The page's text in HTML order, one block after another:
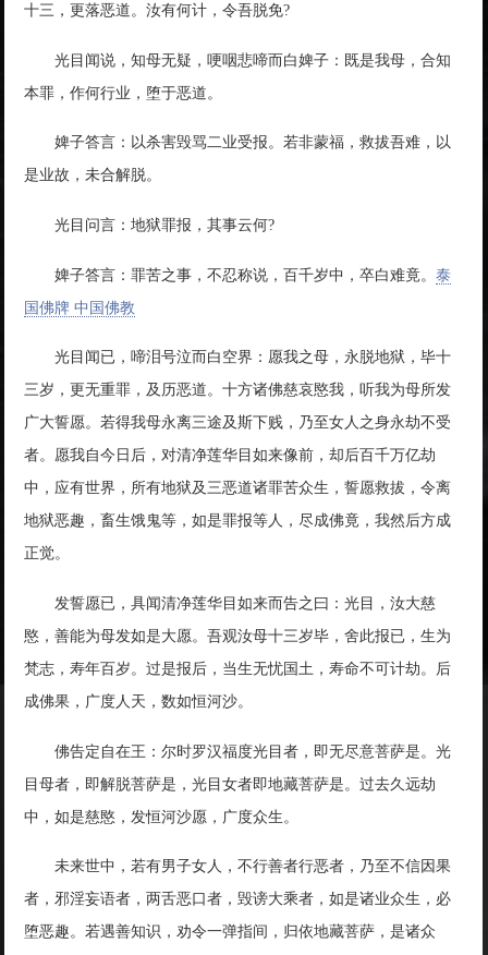
十三，更落恶道。汝有何计，令吾脱免?
光目闻说，知母无疑，哽咽悲啼而白婢子：既是我母，合知
本罪，作何行业，堕于恶道。
婢子答言：以杀害毁骂二业受报。若非蒙福，救拔吾难，以
是业故，未合解脱。
光目问言：地狱罪报，其事云何?
婢子答言：罪苦之事，不忍称说，百千岁中，卒白难竟。泰
国佛牌 中国佛教
光目闻已，啼泪号泣而白空界：愿我之母，永脱地狱，毕十
三岁，更无重罪，及历恶道。十方诸佛慈哀愍我，听我为母所发
广大誓愿。若得我母永离三途及斯下贱，乃至女人之身永劫不受
者。愿我自今日后，对清净莲华目如来像前，却后百千万亿劫
中，应有世界，所有地狱及三恶道诸罪苦众生，誓愿救拔，令离
地狱恶趣，畜生饿鬼等，如是罪报等人，尽成佛竟，我然后方成
正觉。
发誓愿已，具闻清净莲华目如来而告之曰：光目，汝大慈
愍，善能为母发如是大愿。吾观汝母十三岁毕，舍此报已，生为
梵志，寿年百岁。过是报后，当生无忧国土，寿命不可计劫。后
成佛果，广度人天，数如恒河沙。
佛告定自在王：尔时罗汉福度光目者，即无尽意菩萨是。光
目母者，即解脱菩萨是，光目女者即地藏菩萨是。过去久远劫
中，如是慈愍，发恒河沙愿，广度众生。
未来世中，若有男子女人，不行善者行恶者，乃至不信因果
者，邪淫妄语者，两舌恶口者，毁谤大乘者，如是诸业众生，必
堕恶趣。若遇善知识，劝令一弹指间，归依地藏菩萨，是诸众